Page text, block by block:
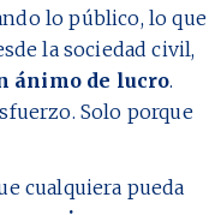
lo público, lo que
la sociedad civil,
ánimo de lucro.
Solo porque
cualquiera pueda